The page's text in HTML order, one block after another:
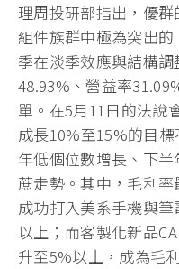
理周投研部指出，優
組件族群中極為突出
季在淡季效應與結構
48.93%、營益率
單。在5月11日的法說
成長10%至15%的目
年低個位數增長、下
蔗走勢。其中，毛利
成功打入美系手機與
以上；而客製化新品
升至5%以上，成為毛